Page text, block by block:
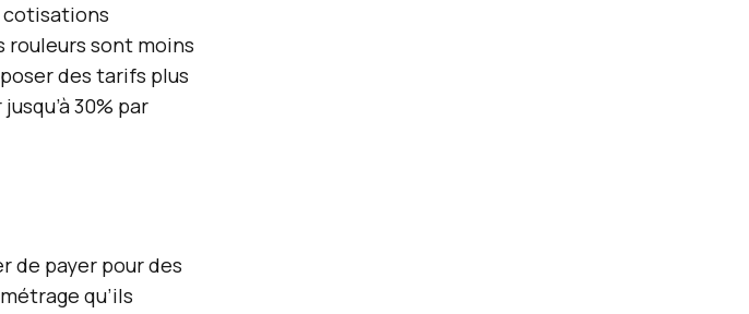
cotisations
rouleurs sont moins
des tarifs plus
30% par
de payer pour des
qu’ils